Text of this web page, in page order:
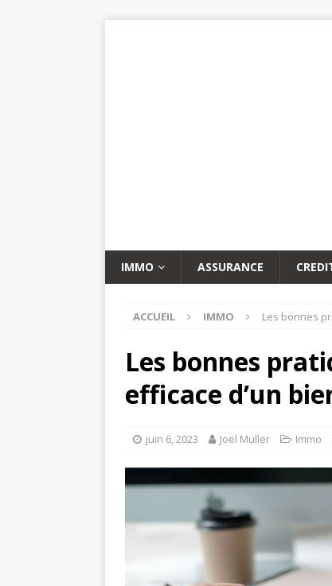
IMMO ASSURANCE
ACCUEIL IMMO Les bonnes
Les bonnes
efficace d’un
juin 6, 2023 Joel Muller Immo